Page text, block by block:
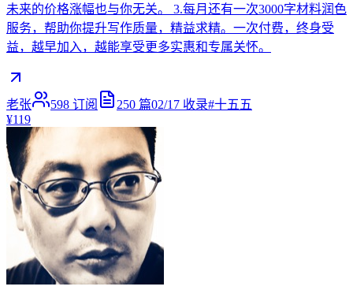
未来的价格涨幅也与你无关。 3.每月还有一次3000字材料润色
服务，帮助你提升写作质量，精益求精。一次付费，终身受
益，越早加入，越能享受更多实惠和专属关怀。
老张 598 订阅 250 篇02/17 收录#十五五
¥119